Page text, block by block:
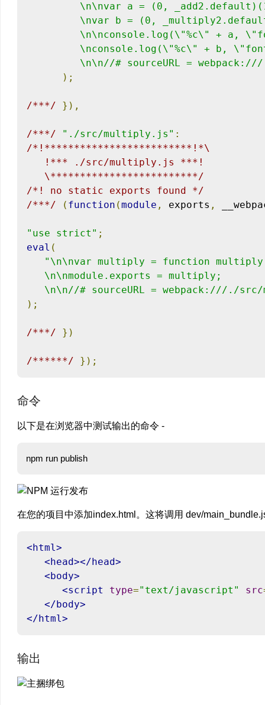
\n\nvar a = (0,
\nvar b = (0,
\n\nconsole.log(\"%c\" + a,
\nconsole.log(\"%c\" + b,
\n\n//# sourceURL =
);
/***/ }),
/***/ "./src/multiply.js" :
/*!*************************!*\
   !*** ./src/multiply.js ***!
   \*************************/
/*! no static exports found */
/***/
( function (module , exports ,
"use strict" ;
eval (
"\n\nvar multiply = function
   \n\nmodule.exports = multiply;
\n\n//# sourceURL = webpack:///./
);
/***/ })
/******/ });
命令
以下是在浏览器中测试输出的命令 -
在您的项目中添加index.html。这将调用 dev/
<html>
<head></head>
<body>
<script
type="text/javascript" src
</body>
</html>
输出